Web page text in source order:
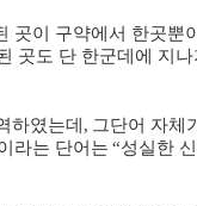
곳이 구약에서 한곳뿐
곳도 단 한군데에 지나
하였는데 , 그단어 자체
라는 단어는 “성실한